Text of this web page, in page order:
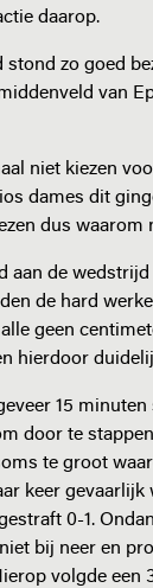
daarop.
stond zo goed
van
niet kiezen
dames dit
dus waarom
aan de
de hard
geen
hierdoor
15
door te
te groot
keer
0-1.
bij neer en
volgde een